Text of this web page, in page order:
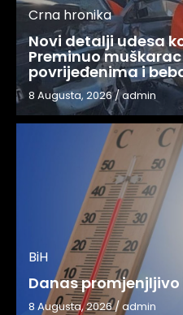
Crna hronika
Novi detalji udesa
Preminuo
povrijeđenima i
8 Augusta, 2026/admin
BiH
Danas
8 Augusta, 2026/admin